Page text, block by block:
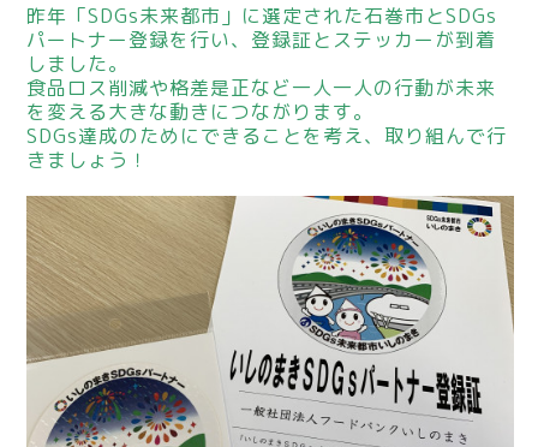
昨年「SDGs未来都市」に選定された石巻市とSDGs
パートナー登録を行い、登録証とステッカーが到着
しました。
食品ロス削減や格差是正など一人一人の行動が未来
を変える大きな動きにつながります。
SDGs達成のためにできることを考え、取り組んで行
きましょう！